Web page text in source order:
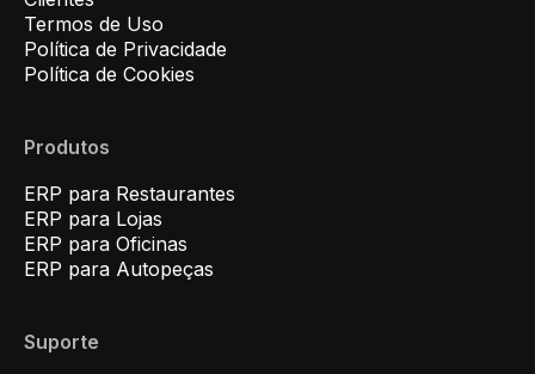
Termos de Uso
Política de Privacidade
Política de Cookies
Produtos
ERP para Restaurantes
ERP para Lojas
ERP para Oficinas
ERP para Autopeças
Suporte